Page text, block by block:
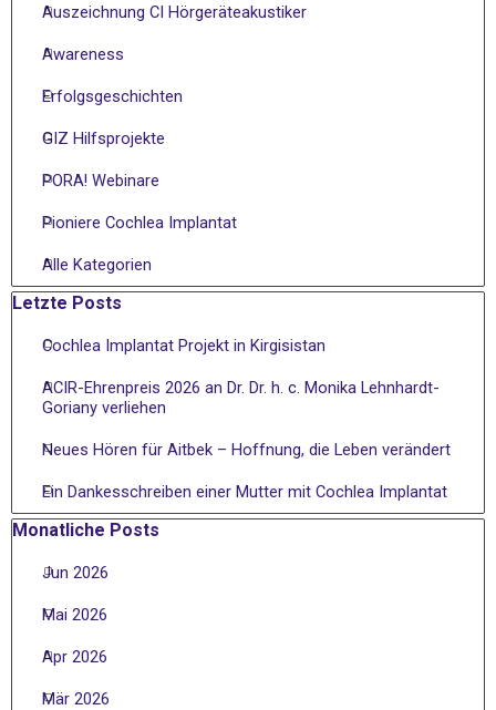
Auszeichnung CI Hörgeräteakustiker
Awareness
Erfolgsgeschichten
GIZ Hilfsprojekte
PORA! Webinare
Pioniere Cochlea Implantat
Alle Kategorien
Block überspringen Letzte Posts
Letzte Posts
Cochlea Implantat Projekt in Kirgisistan
ACIR-Ehrenpreis 2026 an Dr. Dr. h. c. Monika Lehnhardt-
Goriany verliehen
Neues Hören für Aitbek – Hoffnung, die Leben verändert
Ein Dankesschreiben einer Mutter mit Cochlea Implantat
Block überspringen Monatliche Posts
Monatliche Posts
Jun 2026
Mai 2026
Apr 2026
Mär 2026